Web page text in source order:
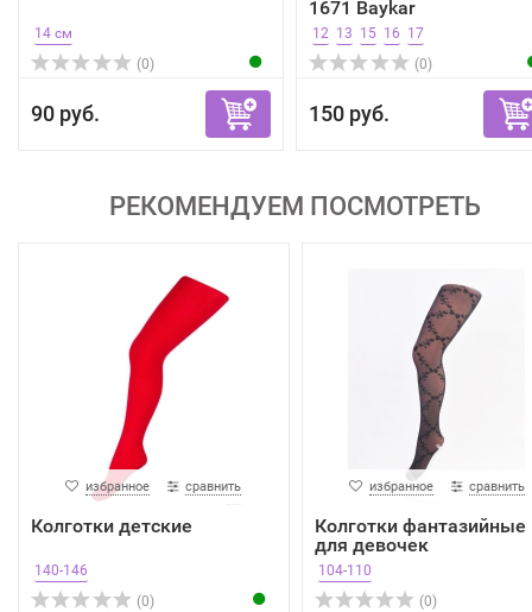
14 см
(0)
90 руб.
1671 Baykar
12 13 15 16 17
(0)
150 руб.
РЕКОМЕНДУЕМ ПОСМОТРЕТЬ
избранное сравнить
Колготки детские
140-146
(0)
избранное сравнить
Колготки фантазийные
для девочек
104-110
(0)